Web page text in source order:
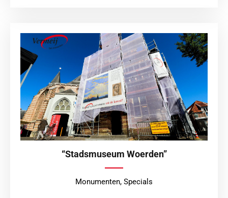
“Stadsmuseum Woerden”
Monumenten, Specials